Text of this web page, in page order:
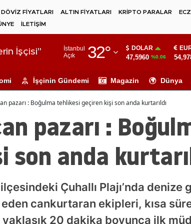
DÖVİZ FİYATLARI ALTIN FİYATLARI KRİPTO PARALAR
İLETİŞİM
İşçisi"
İstanbul
Açık
32°
Adıyaman
Ağrı
Ankara
Antalya
Aydın
Balıkesir
DOLAR
47,5960 %0.06
İşçinin Gündemi Magazin Dünya
pazarı : Boğulma tehlikesi geçiren kişi son anda kurtarıldı
pazarı :
son anda
Çuhallı Plajı’nda
cankurtaran ekipleri, kısa
yaklaşık 20 dakika boyunca ilk